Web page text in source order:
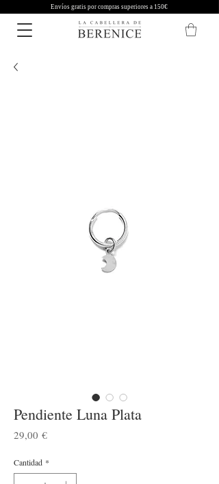
Envíos gratis por compras superiores a 150€
Pendiente Luna Plata
29,00 €Precio
Cantidad *